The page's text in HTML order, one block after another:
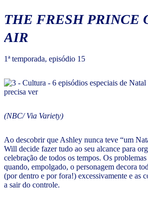
THE FRESH PRINCE
AIR
1ª temporada, episódio 15
(NBC/ Via Variety)
Ao descobrir que Ashley nunca teve “um
Will decide fazer tudo ao seu alcance para
celebração de todos os tempos. Os
quando, empolgado, o personagem decora
(por dentro e por fora!) excessivamente e as
a sair do controle.